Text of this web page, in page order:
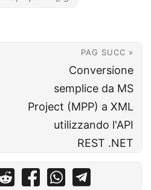
PAG SUCC »
Conversione
semplice da MS
Project (MPP) a XML
utilizzando l'API
REST .NET